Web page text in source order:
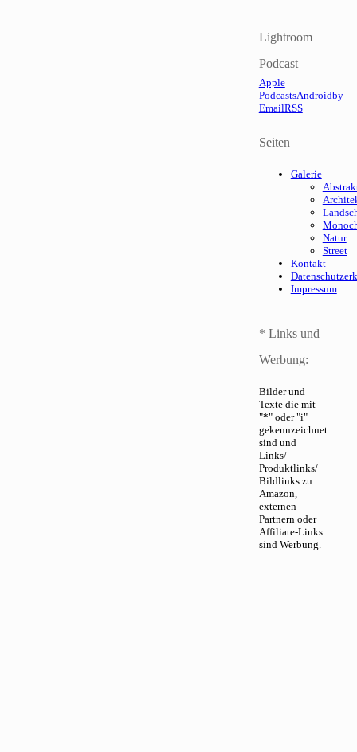
Lightroom
Podcast
Apple
PodcastsAndroidby
EmailRSS
Seiten
Galerie
Natur
Street
Kontakt
Impressum
* Links und
Werbung:
Bilder und
Texte die mit
"*" oder "i"
gekennzeichnet
sind und
Links/
Produktlinks/
Bildlinks zu
Amazon,
externen
Partnern oder
Affiliate-Links
sind Werbung.